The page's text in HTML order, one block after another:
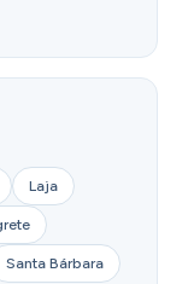
Laja
Santa Bárbara